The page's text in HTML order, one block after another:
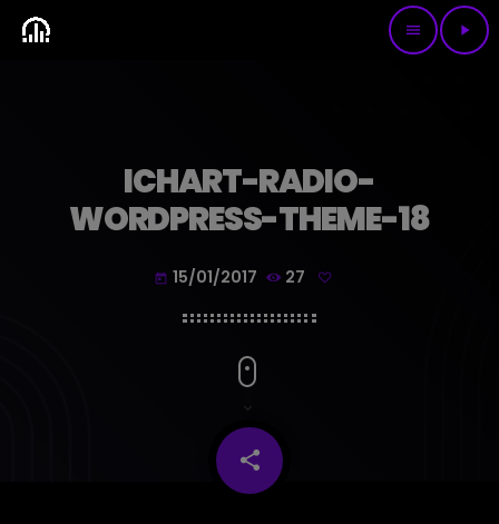
menu play_arrow
ICHART-RADIO-
WORDPRESS-THEME-18
today 15/01/2017 27
share
email